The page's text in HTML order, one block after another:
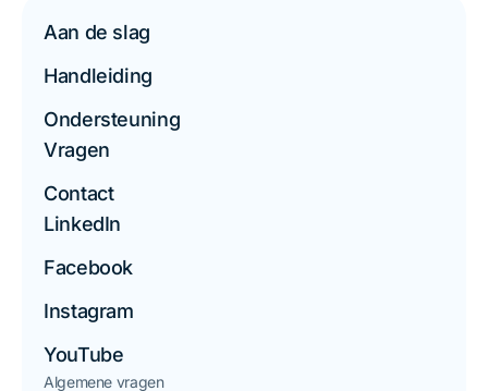
Aan de slag
Handleiding
Ondersteuning
Vragen
Contact
LinkedIn
Facebook
Instagram
YouTube
Algemene vragen